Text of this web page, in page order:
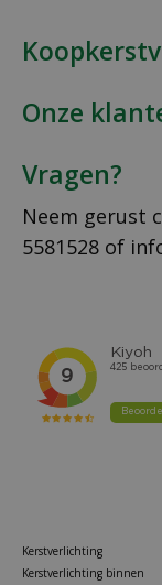
Onze
Vragen?
Neem gerust
5581528 of
Kerstverlichting
Kerstverlichting binnen